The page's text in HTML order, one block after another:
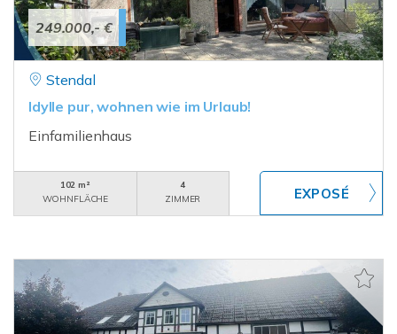
249.000,- €
Stendal
Idylle pur, wohnen wie im Urlaub!
Einfamilienhaus
102 m²
WOHNFLÄCHE
4
ZIMMER